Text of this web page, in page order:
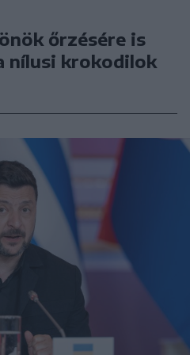
őrzésére is
nílusi krokodilok